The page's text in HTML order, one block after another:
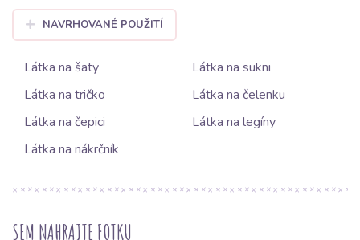
NAVRHOVANÉ POUŽITÍ
Látka na šaty
Látka na sukni
Látka na tričko
Látka na čelenku
Látka na čepici
Látka na legíny
Látka na nákrčník
SEM NAHRAJTE FOTKU